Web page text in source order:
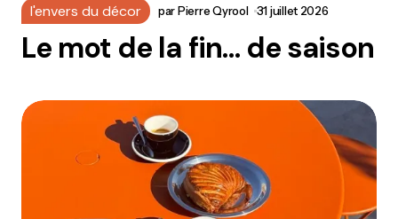
l'envers du décor parPierre Qyrool 31 juillet 2026
Le mot de la fin… de saison